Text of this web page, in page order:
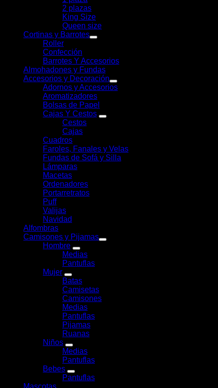
2 plazas
King Size
Queen size
Camisones y Pijamas
Hombre
Medias
Pantuflas
Mujer
Batas
Camisetas
Camisones
Medias
Pantuflas
Pijamas
Ruanas
Niños
Medias
Pantuflas
Bebes
Pantuflas
Cortinas y Barrotes
Roller
Confección
Barrotes Y Accesorios
Almohadones y Fundas
Accesorios y Decoración
Adornos y Accesorios
Aromatizadores
Bolsas de Papel
Cajas Y Cestos
Cestos
Cajas
Cuadros
Faroles, Fanales y Velas
Fundas de Sofá y Silla
Lámparas
Macetas
Ordenadores
Portarretratos
Puff
Valijas
Navidad
Alfombras
Mascotas